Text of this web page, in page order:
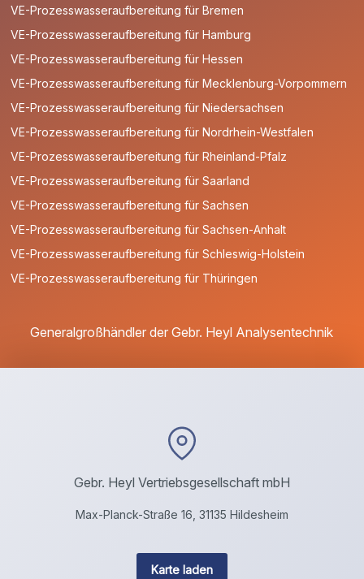
VE-Prozesswasseraufbereitung für Bremen
VE-Prozesswasseraufbereitung für Hamburg
VE-Prozesswasseraufbereitung für Hessen
VE-Prozesswasseraufbereitung für Mecklenburg-Vorpommern
VE-Prozesswasseraufbereitung für Niedersachsen
VE-Prozesswasseraufbereitung für Nordrhein-Westfalen
VE-Prozesswasseraufbereitung für Rheinland-Pfalz
VE-Prozesswasseraufbereitung für Saarland
VE-Prozesswasseraufbereitung für Sachsen
VE-Prozesswasseraufbereitung für Sachsen-Anhalt
VE-Prozesswasseraufbereitung für Schleswig-Holstein
VE-Prozesswasseraufbereitung für Thüringen
Generalgroßhändler der Gebr. Heyl Analysentechnik
Gebr. Heyl Vertriebsgesellschaft mbH
Max-Planck-Straße 16, 31135 Hildesheim
Karte laden